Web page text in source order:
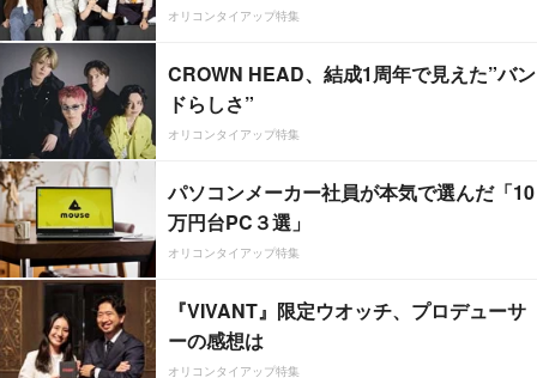
オリコンタイアップ特集
CROWN HEAD、結成1周年で見えた”バン
ドらしさ”
オリコンタイアップ特集
パソコンメーカー社員が本気で選んだ「10
万円台PC３選」
オリコンタイアップ特集
『VIVANT』限定ウオッチ、プロデューサ
ーの感想は
オリコンタイアップ特集